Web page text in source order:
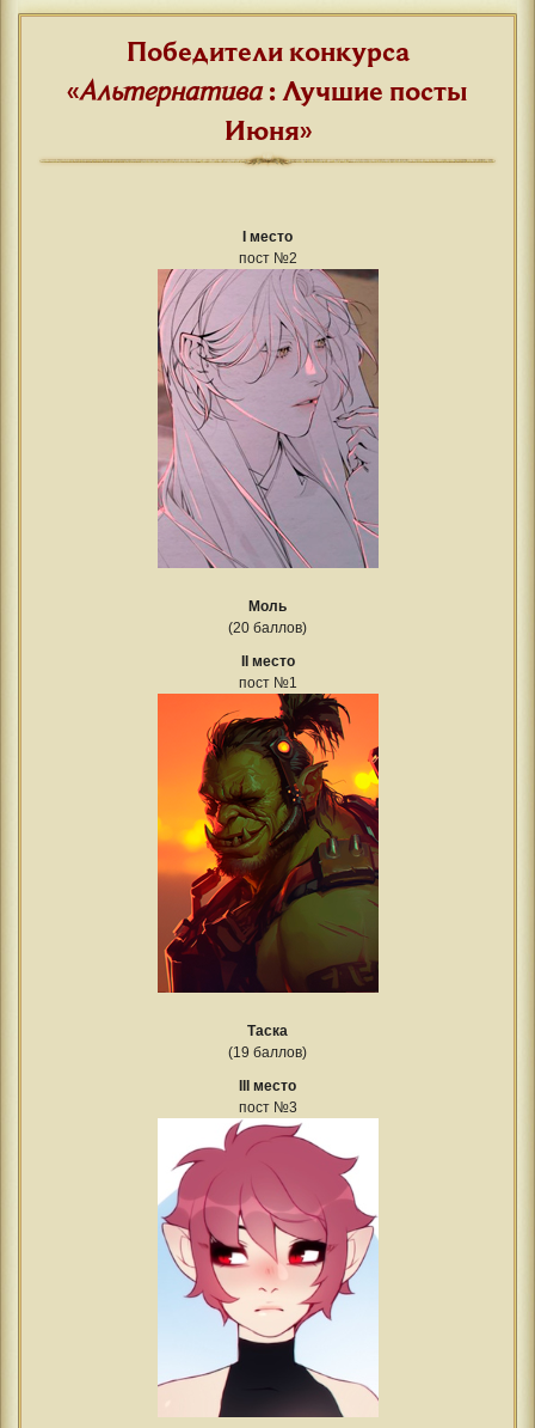
Победители конкурса
«Альтернатива: Лучшие посты
Июня»
I место
пост №2
Моль
(20 баллов)
II место
пост №1
Таска
(19 баллов)
III место
пост №3